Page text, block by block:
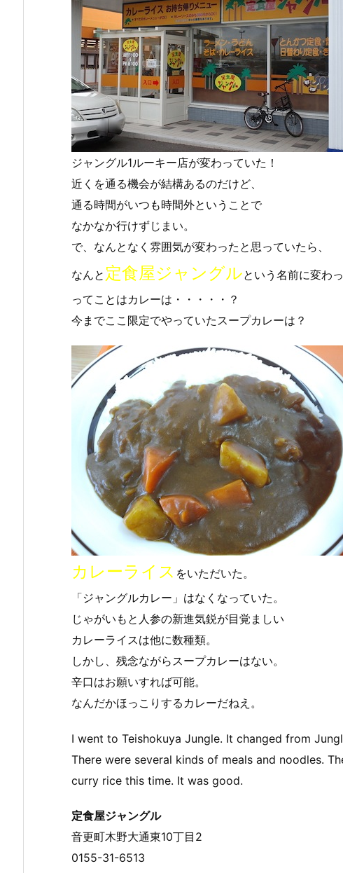
ジャングル1ルーキー店が変わっていた！
近くを通る機会が結構あるのだけど、
通る時間がいつも時間外ということで
なかなか行けずじまい。
で、なんとなく雰囲気が変わったと思っていたら、
なんと 定食屋ジャングルという名前に変わっ
ってことはカレーは・・・・・？
今までここ限定でやっていたスープカレーは？
カレーライス をいただいた。
「ジャングルカレー」はなくなっていた。
じゃがいもと人参の新進気鋭が目覚ましい
カレーライスは他に数種類。
しかし、残念ながらスープカレーはない。
辛口はお願いすれば可能。
なんだかほっこりするカレーだねえ。
I went to Teishokuya Jungle. It changed from
There were several kinds of meals and noodles.
curry rice this time. It was good.
定食屋ジャングル
音更町木野大通東10丁目2
0155-31-6513